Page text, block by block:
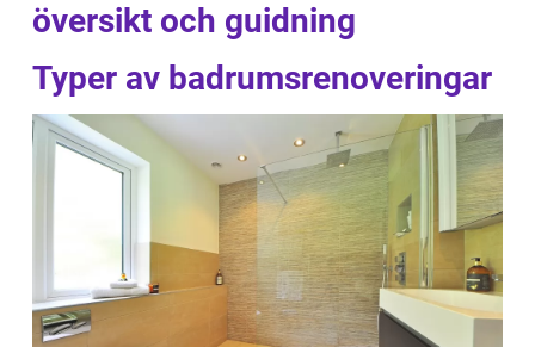
översikt och guidning
Typer av badrumsrenoveringar